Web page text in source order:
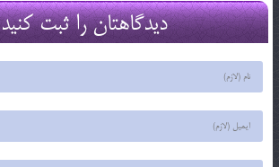
دیدگاهتان را ثبت کنید